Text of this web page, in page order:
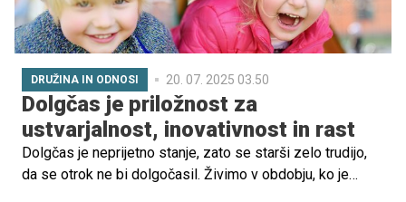
DRUŽINA IN ODNOSI 20. 07. 2025 03.50
Dolgčas je priložnost za
ustvarjalnost, inovativnost in rast
Dolgčas je neprijetno stanje, zato se starši zelo trudijo,
da se otrok ne bi dolgočasil. Živimo v obdobju, ko je